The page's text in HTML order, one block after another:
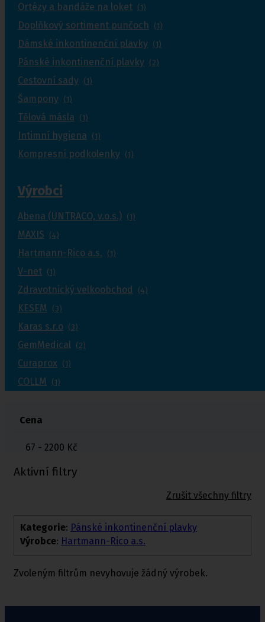
Ortézy a bandáže na loket (1)
Doplňkový sortiment punčoch (1)
Dámské inkontinenční plavky (1)
Pánské inkontinenční plavky (2)
Cestovní sady (1)
Šampony (1)
Tělová másla (1)
Intimní hygiena (1)
Kompresní podkolenky (1)
Výrobci
Abena (UNTRACO, v.o.s.) (1)
MAXIS (4)
Hartmann-Rico a.s. (1)
V-net (1)
Zdravotnický velkoobchod (4)
KESEM (3)
Karas s.r.o (3)
GemMedical (2)
Curaprox (1)
COLLM (1)
Cena
67 - 2200 Kč
Aktivní filtry
Zrušit všechny filtry
Kategorie: Pánské inkontinenční plavky
Výrobce: Hartmann-Rico a.s.
Zvoleným filtrům nevyhovuje žádný výrobek.